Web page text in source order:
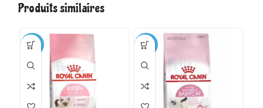
Produits similaires
-1% -11%